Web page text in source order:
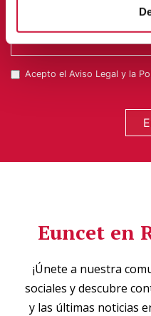
Acepto el Aviso Legal y la
Euncet en
¡Únete a nuestra
sociales y descubre
y las últimas noticias